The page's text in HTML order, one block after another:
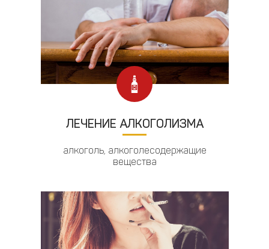
ЛЕЧЕНИЕ АЛКОГОЛИЗМА
алкоголь, алкоголесодержащие
вещества